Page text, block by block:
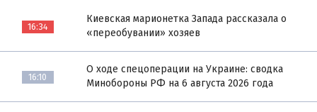
16:34
Киевская марионетка Запада рассказала о
«переобувании» хозяев
16:10
О ходе спецоперации на Украине: сводка
Минобороны РФ на 6 августа 2026 года